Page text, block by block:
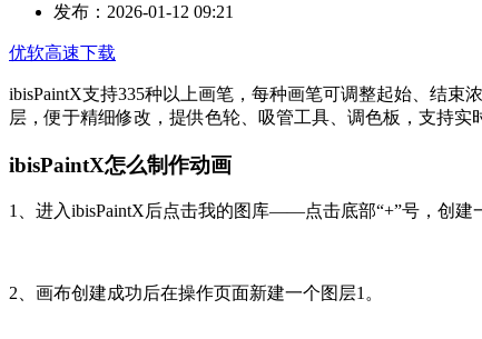
发布： 2026-01-12 09:21
优软高速下载
ibisPaintX支持335种以上画笔，每种画笔可调整起始、结
层，便于精细修改，提供色轮、吸管工具、调色板，支持
ibisPaintX怎么制作动画
1、进入ibisPaintX后点击我的图库——点击底部“+”号，创建
2、画布创建成功后在操作页面新建一个图层1。